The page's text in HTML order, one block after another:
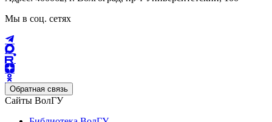
Мы в соц. сетях
Обратная связь
Сайты ВолГУ